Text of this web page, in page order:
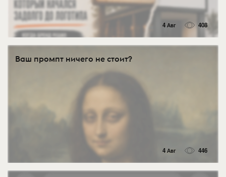
4 Авг 408
Ваш промпт ничего не стоит?
4 Авг 446